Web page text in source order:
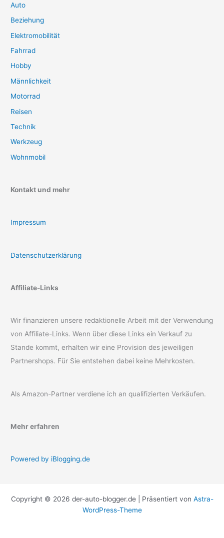
Auto
Beziehung
Elektromobilität
Fahrrad
Hobby
Männlichkeit
Motorrad
Reisen
Technik
Werkzeug
Wohnmobil
Kontakt und mehr
Impressum
Datenschutzerklärung
Affiliate-Links
Wir finanzieren unsere redaktionelle Arbeit mit der Verwendung
von Affiliate-Links. Wenn über diese Links ein Verkauf zu
Stande kommt, erhalten wir eine Provision des jeweiligen
Partnershops. Für Sie entstehen dabei keine Mehrkosten.
Als Amazon-Partner verdiene ich an qualifizierten Verkäufen.
Mehr erfahren
Powered by iBlogging.de
Copyright © 2026 der-auto-blogger.de | Präsentiert von Astra-
WordPress-Theme